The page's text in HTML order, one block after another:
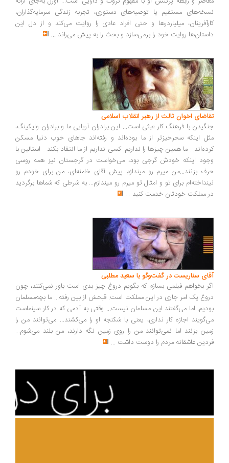
مستقیم یا توصیه‌های دستوری، تجربه زندگی سرمایه‌گذاران،
میلیاردرها و حتی افراد عادی را روایت می‌کند و از دل این
روایت خود را برمی‌سازد و بحث را به پیش می‌راند...
اخوان ثالث از رهبر انقلاب اسلامی
با فرهنگ کار عبثی است... این برادران آریایی ما و برادران وایکینگ،
اینکه سحرخیزتر از ما بوده‌اند و رفته‌اند جاهای خوب دنیا مسکن
ما همین چیزها را نداریم. کسی نداریم از ما انتقاد بکند... استالین با
اینکه خودش گرجی بود، می‌خواست در گرجستان نیز همه روسی
بزنند...من میرم رو میندازم پیش آقای خامنه‌ای، من برای خودم رو
برای تو و امثال تو میرم رو میندازم... به شرطی که شماها برگردید
مملکت خودتان خدمت کنید...
سناریست در گفت‌وگو با سعید مطلبی
بخواهم فیلمی بسازم که بگویم دروغ چیز بدی است باور نمی‌کنند، چون
یک امر جاری در این مملکت است. قبحش از بین رفته... ما بچه‌مسلمان
اما می‌گفتند این مسلمان نیست... وقتی به آدمی که در کار سینماست
اجازه کار نداری، یعنی با شکنجه او را می‌کشند... می‌توانند من را
بزنند اما نمی‌توانند من را روی زمین نگه دارند، من بلند می‌شوم...
عاشقانه مردم را دوست داشت ...